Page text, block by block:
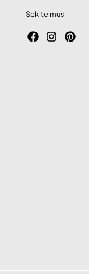
Sekite mus